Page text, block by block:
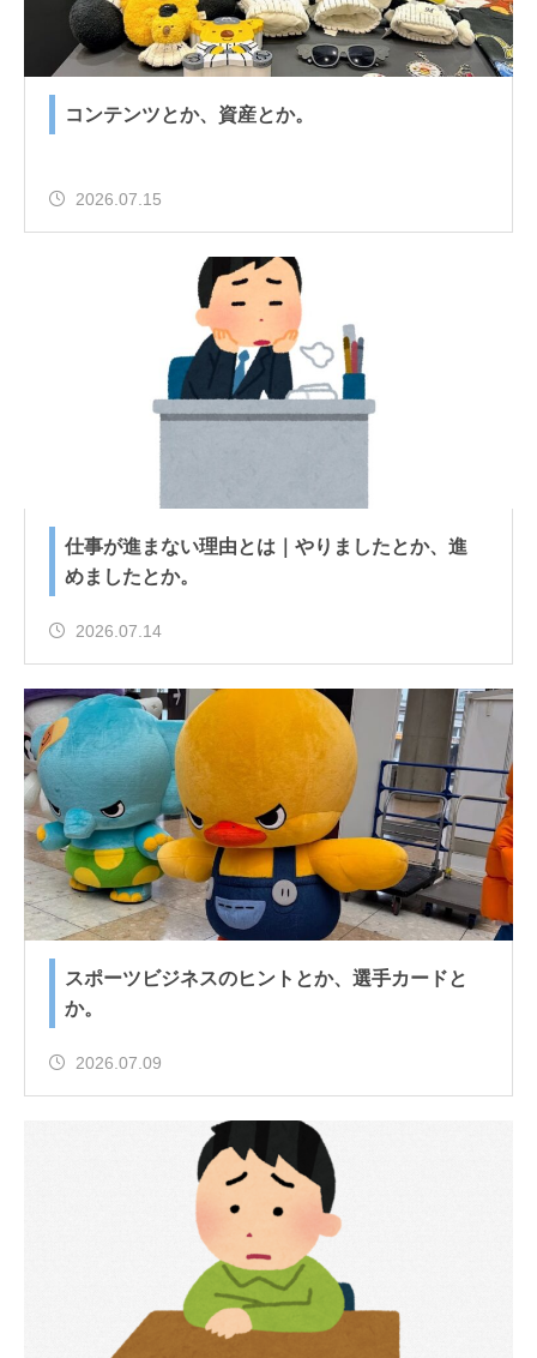
コンテンツとか、資産とか。
2026.07.15
仕事が進まない理由とは｜やりましたとか、進
めましたとか。
2026.07.14
スポーツビジネスのヒントとか、選手カードと
か。
2026.07.09